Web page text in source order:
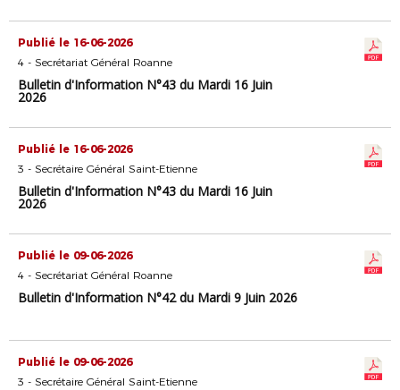
Publié le 16-06-2026
4 - Secrétariat Général Roanne
Bulletin d'Information N°43 du Mardi 16 Juin
2026
Publié le 16-06-2026
3 - Secrétaire Général Saint-Etienne
Bulletin d'Information N°43 du Mardi 16 Juin
2026
Publié le 09-06-2026
4 - Secrétariat Général Roanne
Bulletin d'Information N°42 du Mardi 9 Juin 2026
Publié le 09-06-2026
3 - Secrétaire Général Saint-Etienne